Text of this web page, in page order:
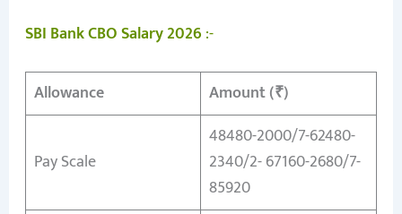
SBI Bank CBO Salary 2026 :-
Allowance Amount (₹)
Pay Scale
48480-2000/7-62480-
2340/2- 67160-2680/7-
85920